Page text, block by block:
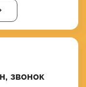
звонок